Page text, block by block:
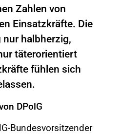
Zahlen von
Einsatzkräfte. Die
halbherzig,
täterorientiert
fühlen sich
DPolG
Bundesvorsitzender